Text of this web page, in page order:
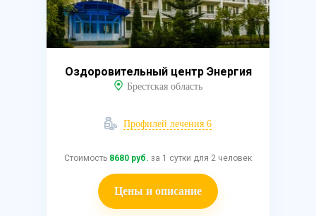
Оздоровительный центр Энергия
Брестская область
Профилей лечения 6
Стоимость 8680 руб. за 1 сутки для 2 человек
Цены и описание